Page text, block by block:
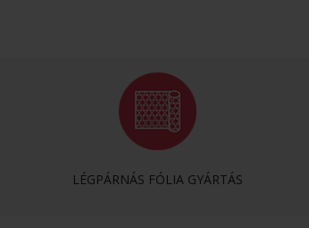
LÉGPÁRNÁS FÓLIA GYÁRTÁS